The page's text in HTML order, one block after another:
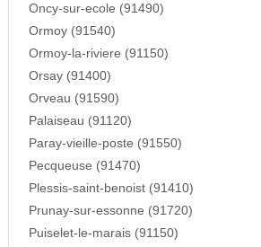
Oncy-sur-ecole (91490)
Ormoy (91540)
Ormoy-la-riviere (91150)
Orsay (91400)
Orveau (91590)
Palaiseau (91120)
Paray-vieille-poste (91550)
Pecqueuse (91470)
Plessis-saint-benoist (91410)
Prunay-sur-essonne (91720)
Puiselet-le-marais (91150)